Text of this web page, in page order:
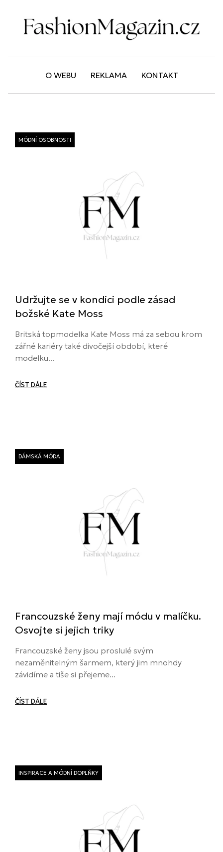
O WEBU REKLAMA KONTAKT
MÓDNÍ OSOBNOSTI
Udržujte se v kondici podle zásad
božské Kate Moss
Britská topmodelka Kate Moss má za sebou krom
zářné kariéry také divočejší období, které
modelku...
ČÍST DÁLE
DÁMSKÁ MÓDA
Francouzské ženy mají módu v malíčku.
Osvojte si jejich triky
Francouzské ženy jsou proslulé svým
nezaměnitelným šarmem, který jim mnohdy
závidíme a tiše si přejeme...
ČÍST DÁLE
INSPIRACE A MÓDNÍ DOPLŇKY